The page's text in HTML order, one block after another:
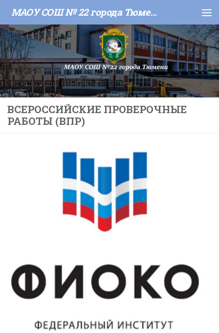
Skip to content МАОУ СОШ № 22 города Тюмени
ВСЕРОССИЙСКИЕ ПРОВЕРОЧНЫЕ
РАБОТЫ (ВПР)